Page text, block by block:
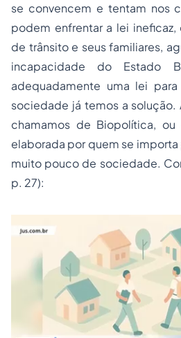
se convencem e tentam nos
podem enfrentar a lei ineficaz,
de trânsito e seus familiares,
incapacidade do Estado
adequadamente uma lei
sociedade já temos a solução.
chamamos de Biopolítica,
elaborada por quem se
muito pouco de sociedade.
p. 27):